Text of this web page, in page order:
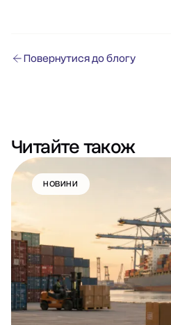
Повернутися до блогу
Читайте також
НОВИНИ